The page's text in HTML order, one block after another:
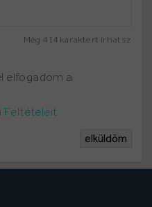
Még 414 karaktert írhatsz
elfogadom a
Feltételeit
elküldöm